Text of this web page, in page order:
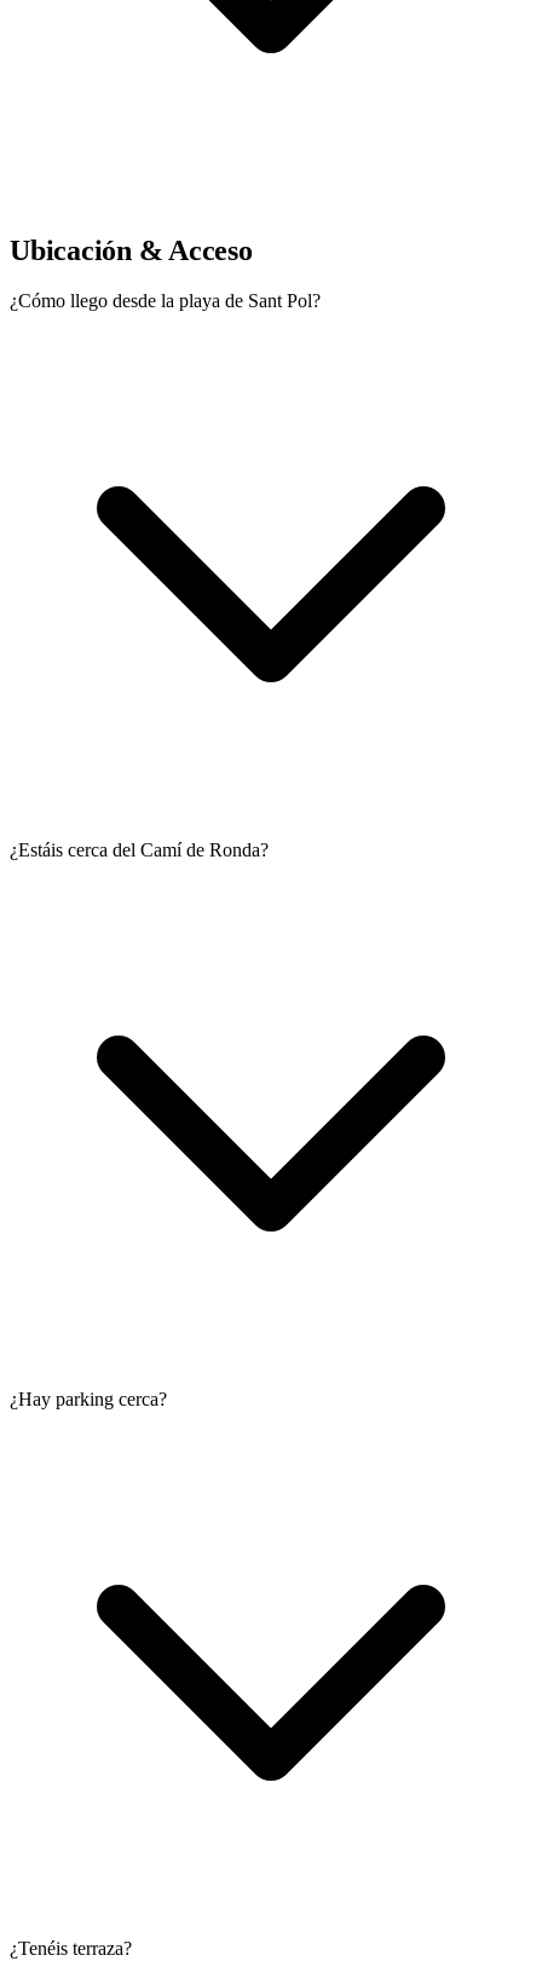
Ubicación & Acceso
¿Cómo llego desde la playa de Sant Pol?
¿Estáis cerca del Camí de Ronda?
¿Hay parking cerca?
¿Tenéis terraza?